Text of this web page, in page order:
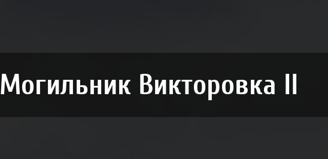
Могильник Викторовка II